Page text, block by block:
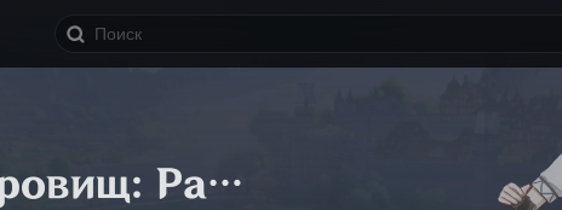
Похитители сокровищ: Разведчик